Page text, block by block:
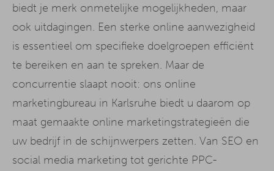
biedt je merk onmetelijke mogelijkheden, maar
ook uitdagingen. Een sterke online aanwezigheid
is essentieel om specifieke doelgroepen efficiënt
te bereiken en aan te spreken. Maar de
concurrentie slaapt nooit: ons online
marketingbureau in Karlsruhe biedt u daarom op
maat gemaakte online marketingstrategieën die
uw bedrijf in de schijnwerpers zetten. Van SEO en
social media marketing tot gerichte PPC-